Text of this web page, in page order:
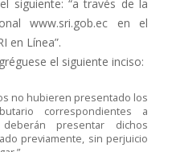
siguiente: “a través de la
www.sri.gob.ec en el
en Línea”.
el siguiente inciso:
no hubieren presentado los
correspondientes a
presentar dichos
previamente, sin perjuicio